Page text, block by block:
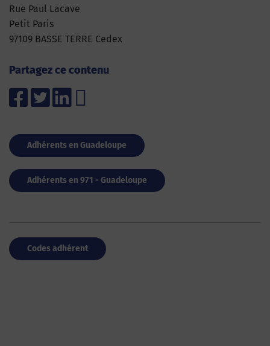
Rue Paul Lacave
Petit Paris
97109 BASSE TERRE Cedex
Partagez ce contenu
Adhérents en Guadeloupe
Adhérents en 971 - Guadeloupe
Codes adhérent